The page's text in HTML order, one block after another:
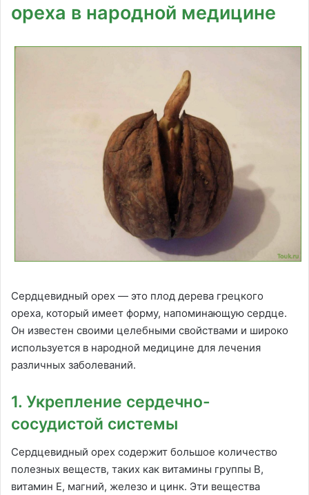
ореха в народной медицине
Сердцевидный орех — это плод дерева грецкого
ореха, который имеет форму, напоминающую сердце.
Он известен своими целебными свойствами и широко
используется в народной медицине для лечения
различных заболеваний.
1. Укрепление сердечно-
сосудистой системы
Сердцевидный орех содержит большое количество
полезных веществ, таких как витамины группы В,
витамин Е, магний, железо и цинк. Эти вещества